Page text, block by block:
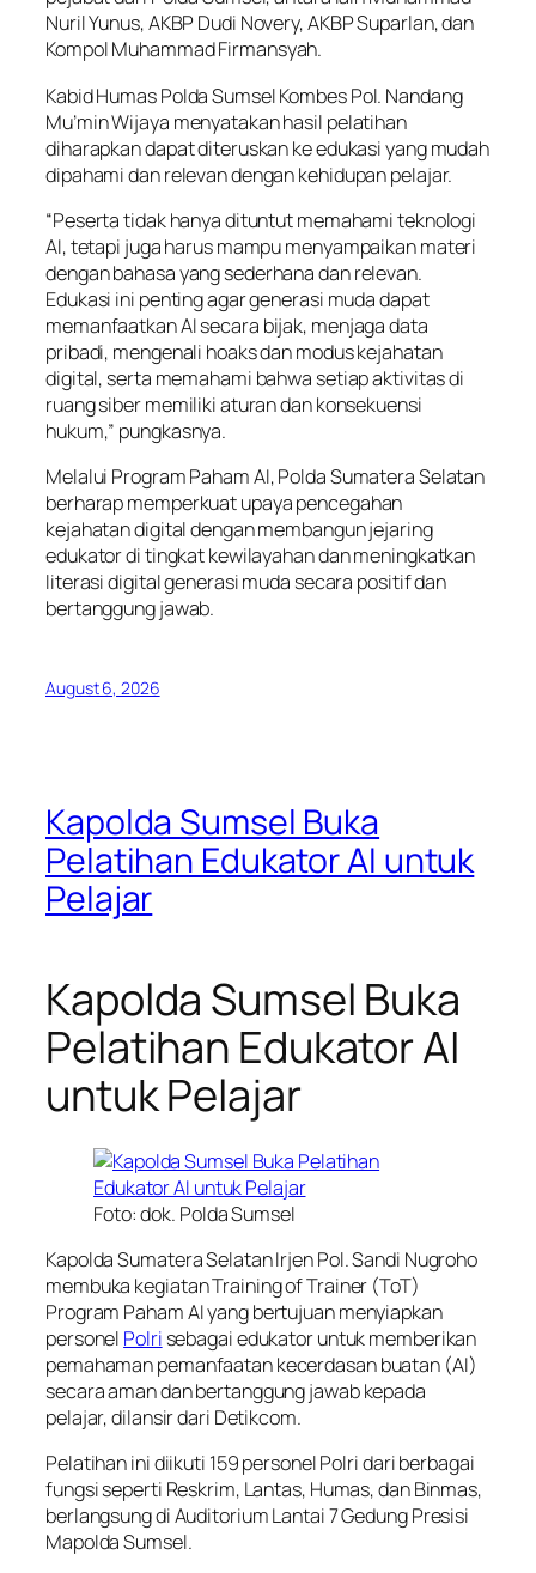
Nuril Yunus, AKBP Dudi Novery, AKBP Suparlan, dan
Kompol Muhammad Firmansyah.
Kabid Humas Polda Sumsel Kombes Pol. Nandang
Mu’min Wijaya menyatakan hasil pelatihan
diharapkan dapat diteruskan ke edukasi yang mudah
dipahami dan relevan dengan kehidupan pelajar.
“Peserta tidak hanya dituntut memahami teknologi
AI, tetapi juga harus mampu menyampaikan materi
dengan bahasa yang sederhana dan relevan.
Edukasi ini penting agar generasi muda dapat
memanfaatkan AI secara bijak, menjaga data
pribadi, mengenali hoaks dan modus kejahatan
digital, serta memahami bahwa setiap aktivitas di
ruang siber memiliki aturan dan konsekuensi
hukum,” pungkasnya.
Melalui Program Paham AI, Polda Sumatera Selatan
berharap memperkuat upaya pencegahan
kejahatan digital dengan membangun jejaring
edukator di tingkat kewilayahan dan meningkatkan
literasi digital generasi muda secara positif dan
bertanggung jawab.
August 6, 2026
Kapolda Sumsel Buka
Pelatihan Edukator AI untuk
Pelajar
Kapolda Sumsel Buka
Pelatihan Edukator AI
untuk Pelajar
Foto: dok. Polda Sumsel
Kapolda Sumatera Selatan Irjen Pol. Sandi Nugroho
membuka kegiatan Training of Trainer (ToT)
Program Paham AI yang bertujuan menyiapkan
personel Polri sebagai edukator untuk memberikan
pemahaman pemanfaatan kecerdasan buatan (AI)
secara aman dan bertanggung jawab kepada
pelajar, dilansir dari Detikcom.
Pelatihan ini diikuti 159 personel Polri dari berbagai
fungsi seperti Reskrim, Lantas, Humas, dan Binmas,
berlangsung di Auditorium Lantai 7 Gedung Presisi
Mapolda Sumsel.